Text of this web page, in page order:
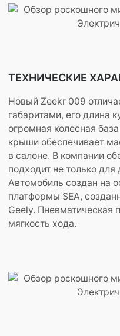
ТЕХНИЧЕСКИЕ
Новый Zeekr 009
габаритами, его длина
огромная колесная
крыши обеспечивает
в салоне. В компании
подходит не только
Автомобиль создан на
платформы SEA,
Geely. Пневматическая
мягкость хода.